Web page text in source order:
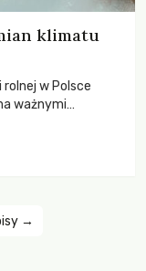
klimatu
w Polsce
ważnymi
to będzie
→